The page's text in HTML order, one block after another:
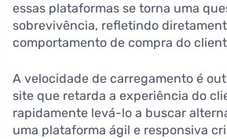
essas plataformas se torna uma
sobrevivência, refletindo
comportamento de compra do
A velocidade de carregamento é
site que retarda a experiência do
rapidamente levá-lo a buscar
uma plataforma ágil e responsiva